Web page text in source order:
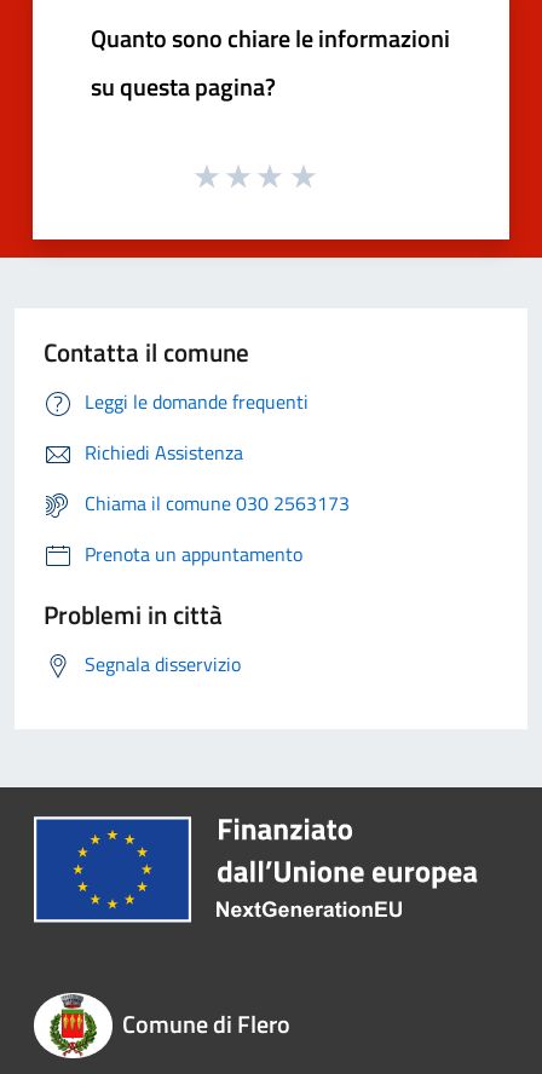
Quanto sono chiare le informazioni
su questa pagina?
Contatta il comune
Leggi le domande frequenti
Richiedi Assistenza
Chiama il comune 030 2563173
Prenota un appuntamento
Problemi in città
Segnala disservizio
Comune di Flero